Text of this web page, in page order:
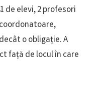
de elevi, 2 profesori
o obligație. A
față de locul în care